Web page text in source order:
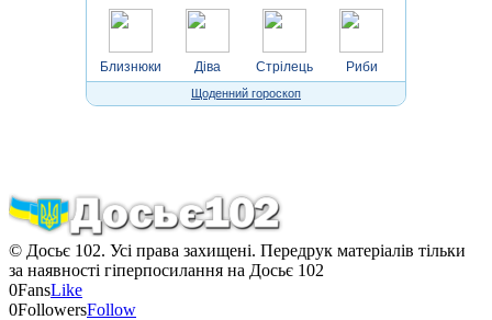
Близнюки Діва Стрілець Риби
Щоденний гороскоп
© Досьє 102. Усі права захищені. Передрук матеріалів тільки
за наявності гіперпосилання на Досьє 102
0FansLike
0FollowersFollow